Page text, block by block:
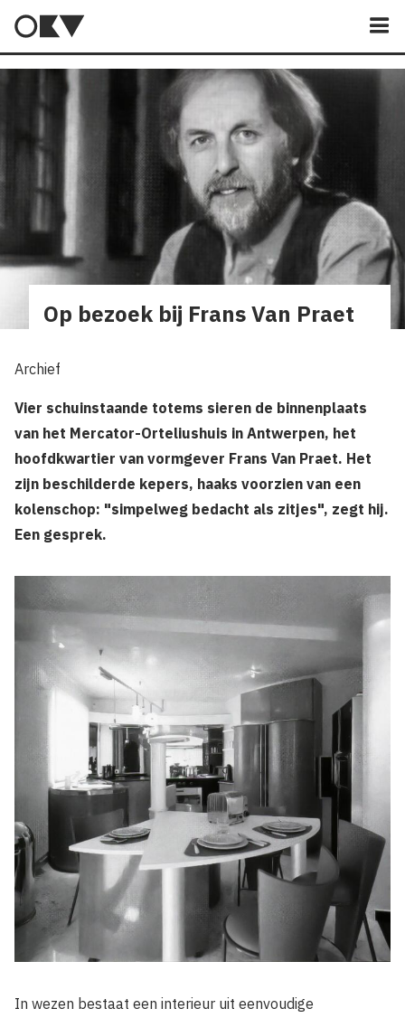
Op bezoek bij Frans Van Praet
Archief
Vier schuinstaande totems sieren de binnenplaats
van het Mercator-Orteliushuis in Antwerpen, het
hoofdkwartier van vormgever Frans Van Praet. Het
zijn beschilderde kepers, haaks voorzien van een
kolenschop: "simpelweg bedacht als zitjes", zegt hij.
Een gesprek.
In wezen bestaat een interieur uit eenvoudige